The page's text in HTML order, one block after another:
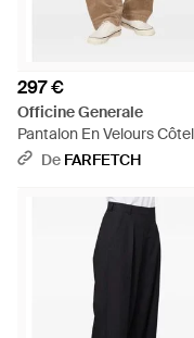
297 €
Officine Generale
Pantalon En Velours
Lien De Resserrage -
De FARFETCH